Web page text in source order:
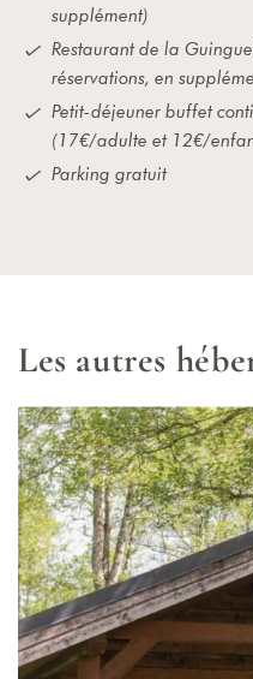
supplément)
Restaurant de la
réservations, en
Petit-déjeuner buffet
(17€/adulte et 12€/
Parking gratuit
Les autres hébe